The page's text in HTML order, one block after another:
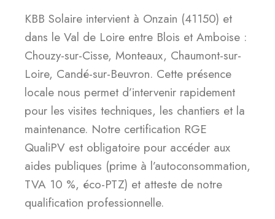
KBB Solaire intervient à Onzain (41150) et
dans le Val de Loire entre Blois et Amboise :
Chouzy-sur-Cisse, Monteaux, Chaumont-sur-
Loire, Candé-sur-Beuvron. Cette présence
locale nous permet d’intervenir rapidement
pour les visites techniques, les chantiers et la
maintenance. Notre certification RGE
QualiPV est obligatoire pour accéder aux
aides publiques (prime à l’autoconsommation,
TVA 10 %, éco-PTZ) et atteste de notre
qualification professionnelle.